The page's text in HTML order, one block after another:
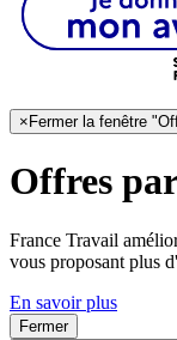
× Fermer la fenêtre
Offres
France Travail
vous proposant plus
En savoir plus
Fermer